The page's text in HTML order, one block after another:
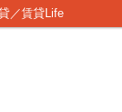
／賃貸Life